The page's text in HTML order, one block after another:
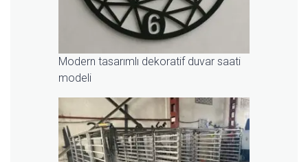
Modern tasarımlı dekoratif duvar saati
modeli